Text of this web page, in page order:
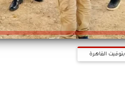
بتوقيت القاهرة